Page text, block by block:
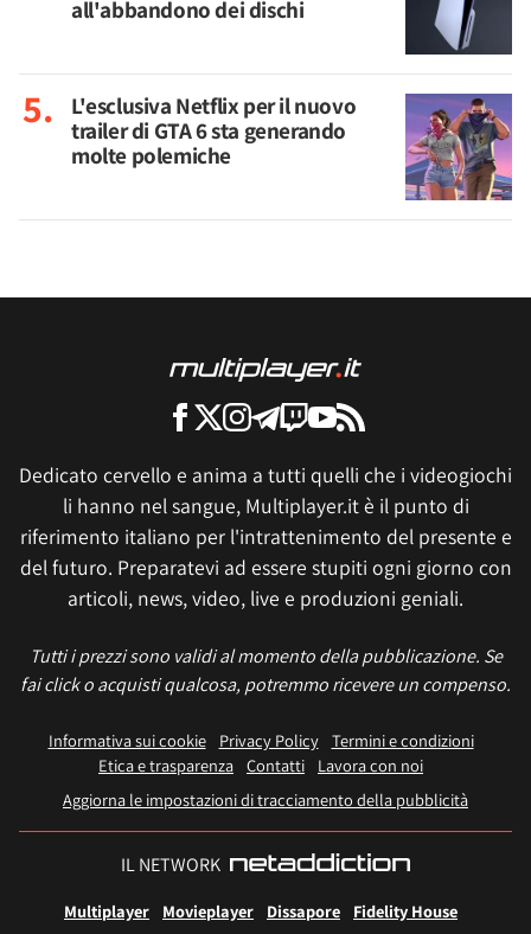
all'abbandono dei dischi
L'esclusiva Netflix per il nuovo
trailer di GTA 6 sta generando
molte polemiche
Dedicato cervello e anima a tutti quelli che i videogiochi
li hanno nel sangue, Multiplayer.it è il punto di
riferimento italiano per l'intrattenimento del presente e
del futuro. Preparatevi ad essere stupiti ogni giorno con
articoli, news, video, live e produzioni geniali.
Tutti i prezzi sono validi al momento della pubblicazione. Se
fai click o acquisti qualcosa, potremmo ricevere un compenso.
Informativa sui cookie Privacy Policy
Termini e condizioni
Etica e trasparenza Contatti
Lavora con noi
Aggiorna le impostazioni di tracciamento della pubblicità
IL NETWORK
Multiplayer Movieplayer Dissapore Fidelity House